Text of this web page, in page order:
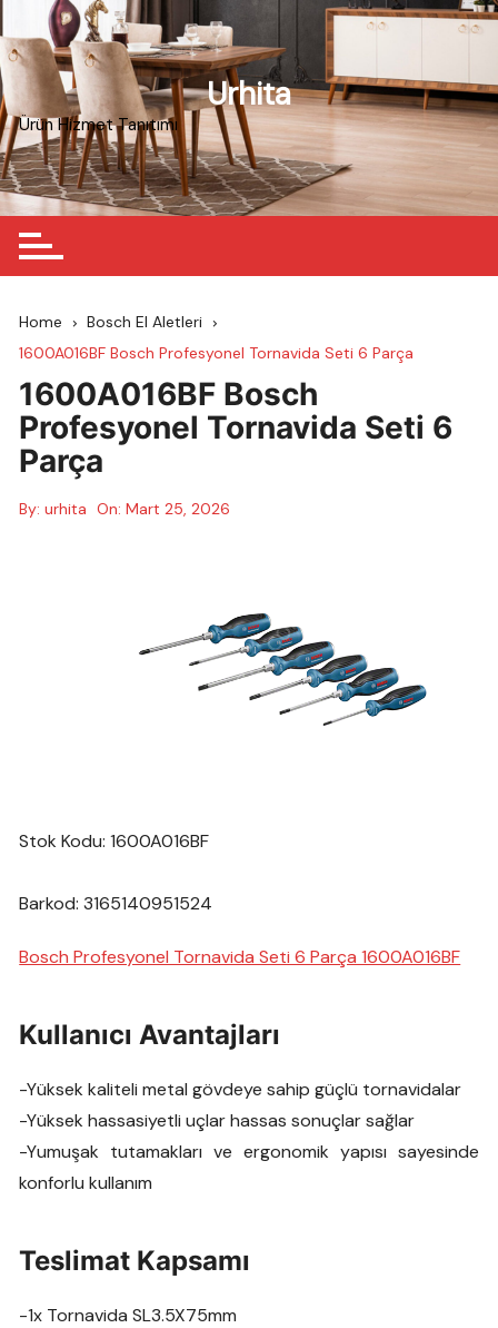
to
content
Urhita
Ürün Hizmet Tanıtımı
Home
Bosch El Aletleri
1600A016BF Bosch Profesyonel Tornavida Seti 6 Parça
1600A016BF Bosch
Profesyonel Tornavida Seti 6
Parça
By: urhita On:Mart 25, 2026
Stok Kodu: 1600A016BF
Barkod: 3165140951524
Bosch Profesyonel Tornavida Seti 6 Parça 1600A016BF
Kullanıcı Avantajları
-Yüksek kaliteli metal gövdeye sahip güçlü tornavidalar
-Yüksek hassasiyetli uçlar hassas sonuçlar sağlar
-Yumuşak tutamakları ve ergonomik yapısı sayesinde
konforlu kullanım
Teslimat Kapsamı
-1x Tornavida SL3.5X75mm